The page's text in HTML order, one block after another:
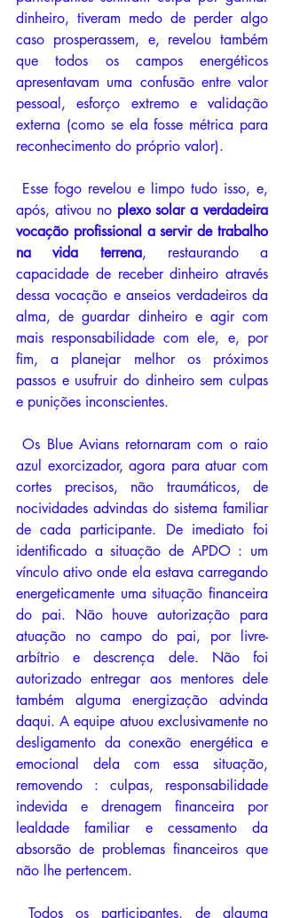
dinheiro, tiveram medo de perder algo
caso prosperassem, e, revelou também
que todos os campos energéticos
apresentavam uma confusão entre valor
pessoal, esforço extremo e validação
externa (como se ela fosse métrica para
reconhecimento do próprio valor).
após, ativou no plexo solar a verdadeira
vocação profissional a servir de trabalho
na vida terrena, restaurando a
capacidade de receber dinheiro através
dessa vocação e anseios verdadeiros da
alma, de guardar dinheiro e agir com
mais responsabilidade com ele, e, por
fim, a planejar melhor os próximos
passos e usufruir do dinheiro sem culpas
e punições inconscientes.
Os Blue Avians retornaram com o raio
azul exorcizador, agora para atuar com
cortes precisos, não traumáticos, de
nocividades advindas do sistema familiar
de cada participante. De imediato foi
identificado a situação de APDO : um
vínculo ativo onde ela estava carregando
energeticamente uma situação financeira
do pai. Não houve autorização para
atuação no campo do pai, por livre-
arbítrio e descrença dele. Não foi
autorizado entregar aos mentores dele
também alguma energização advinda
daqui. A equipe atuou exclusivamente no
desligamento da conexão energética e
emocional dela com essa situação,
removendo : culpas, responsabilidade
indevida e drenagem financeira por
lealdade familiar e cessamento da
absorsão de problemas financeiros que
não lhe pertencem.